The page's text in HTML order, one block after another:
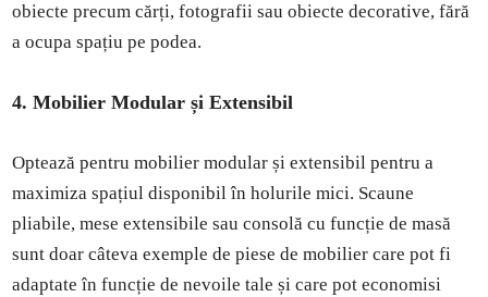
obiecte precum cărți, fotografii sau obiecte decorative, fără
a ocupa spațiu pe podea.
4. Mobilier Modular și Extensibil
Optează pentru mobilier modular și extensibil pentru a
maximiza spațiul disponibil în holurile mici. Scaune
pliabile, mese extensibile sau consolă cu funcție de masă
sunt doar câteva exemple de piese de mobilier care pot fi
adaptate în funcție de nevoile tale și care pot economisi